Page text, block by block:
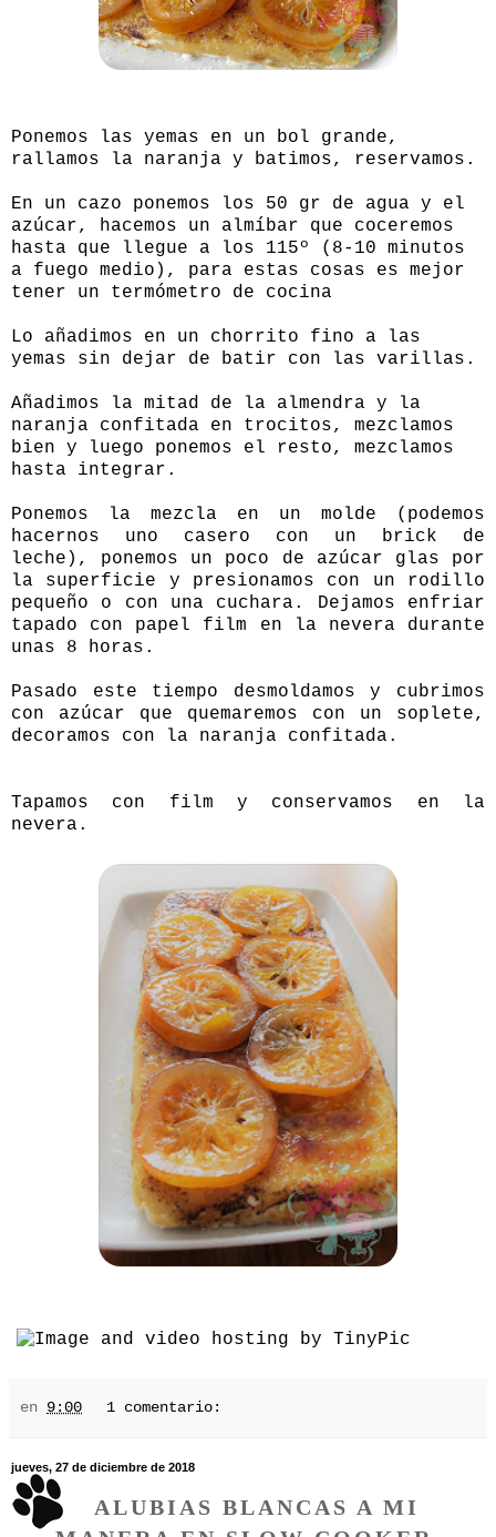
Ponemos las yemas en un bol grande,
rallamos la naranja y batimos, reservamos.
En un cazo ponemos los 50 gr de agua y el
azúcar, hacemos un almíbar que coceremos
hasta que llegue a los 115º (8-10 minutos
a fuego medio), para estas cosas es mejor
tener un termómetro de cocina
Lo añadimos en un chorrito fino a las
yemas sin dejar de batir con las varillas.
Añadimos la mitad de la almendra y la
naranja confitada en trocitos, mezclamos
bien y luego ponemos el resto, mezclamos
hasta integrar.
Ponemos la mezcla en un molde (podemos
hacernos uno casero con un brick de
leche), ponemos un poco de azúcar glas por
la superficie y presionamos con un rodillo
pequeño o con una cuchara. Dejamos enfriar
tapado con papel film en la nevera durante
unas 8 horas.
Pasado este tiempo desmoldamos y cubrimos
con azúcar que quemaremos con un soplete,
decoramos con la naranja confitada.
Tapamos con film y conservamos en la
nevera.
en 9:00 1 comentario:
jueves, 27 de diciembre de 2018
ALUBIAS BLANCAS A MI